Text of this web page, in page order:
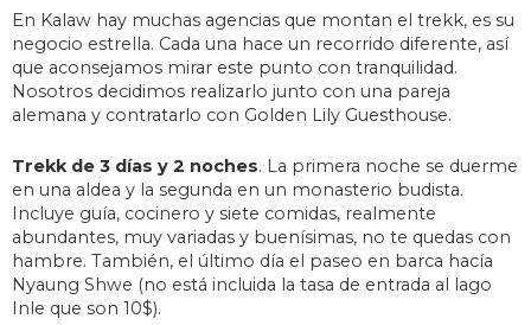
En Kalaw hay muchas agencias que montan el trekk, es su
negocio estrella. Cada una hace un recorrido diferente, así
que aconsejamos mirar este punto con tranquilidad.
Nosotros decidimos realizarlo junto con una pareja
alemana y contratarlo con Golden Lily Guesthouse.
Trekk de 3 días y 2 noches. La primera noche se duerme
en una aldea y la segunda en un monasterio budista.
Incluye guía, cocinero y siete comidas, realmente
abundantes, muy variadas y buenísimas, no te quedas con
hambre. También, el último día el paseo en barca hacía
Nyaung Shwe (no está incluida la tasa de entrada al lago
Inle que son 10$).